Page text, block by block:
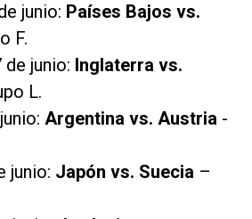
junio: Países Bajos vs.
F.
junio: Inglaterra vs.
L.
Argentina vs. Austria -
junio: Japón vs. Suecia –